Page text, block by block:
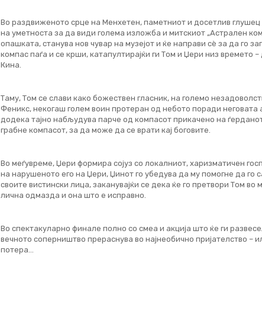
Во раздвиженото срце на Менхетен, паметниот и досетлив
на уметноста за да види голема изложба и митскиот „Астрален
опашката, станува нов чувар на музејот и ќе направи сè за да го
компас паѓа и се крши, катапултирајќи ги Том и Џери низ времето
Кина.
Таму, Том се слави како божествен гласник, на големо
Феникс, некогаш голем воин протеран од небото поради неговата
додека тајно набљудува парче од компасот прикачено на
грабне компасот, за да може да се врати кај боговите.
Во меѓувреме, Џери формира сојуз со локалниот, харизматичен
на нарушеното его на Џери, Џинот го убедува да му помогне да го
своите вистински лица, заканувајќи се дека ќе го претвори Том
лична одмазда и она што е исправно.
Во спектакуларно финале полно со смеа и акција што ќе ги
вечното соперништво прераснува во најнеобично пријателство –
потера…